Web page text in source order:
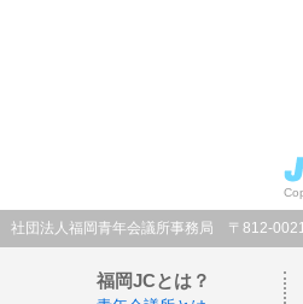
社団法人福岡青年会議所事務局 〒812-
福岡JCとは？